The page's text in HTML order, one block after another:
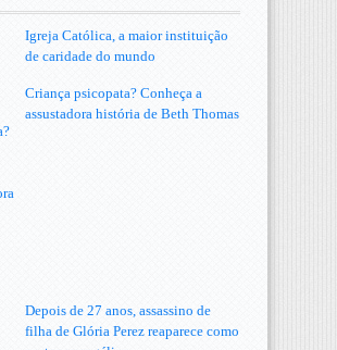
Igreja Católica, a maior instituição
de caridade do mundo
Criança psicopata? Conheça a
assustadora história de Beth Thomas
Depois de 27 anos, assassino de
filha de Glória Perez reaparece como